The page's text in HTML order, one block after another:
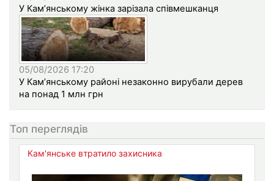
У Кам’янському жінка зарізала співмешканця
05/08/2026 17:20
У Кам’янському районі незаконно вирубали дерев
на понад 1 млн грн
Топ переглядів
Кам'янське втратило захисника